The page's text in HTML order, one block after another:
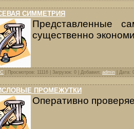
СИММЕТРИЯ
Представленные
существенно
| Просмотров: 11116 | Загрузок: 0 | Добавил: admin | Дата:
ПРОМЕЖУТКИ
Оперативно